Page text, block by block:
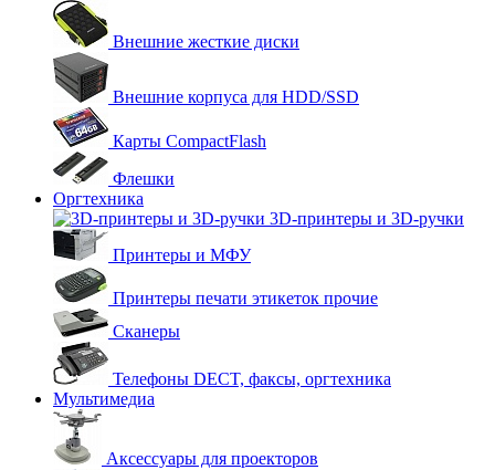
Внешние жесткие диски
Внешние корпуса для HDD/SSD
Карты CompactFlash
Флешки
Оргтехника
3D-принтеры и 3D-ручки
Принтеры и МФУ
Принтеры печати этикеток прочие
Сканеры
Телефоны DECT, факсы, оргтехника
Мультимедиа
Аксессуары для проекторов